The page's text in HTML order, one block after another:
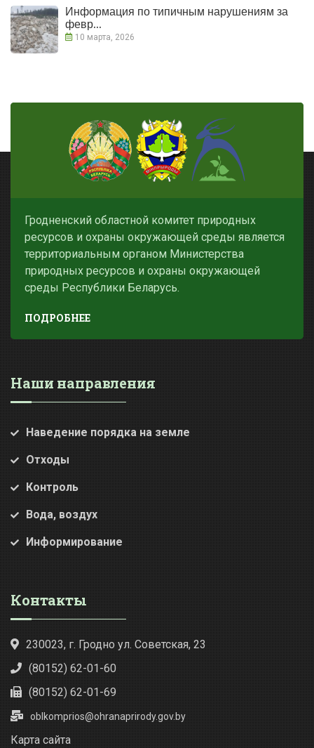
Информация по типичным нарушениям за
февр...
10 марта, 2026
Гродненский областной комитет природных
ресурсов и охраны окружающей среды является
территориальным органом Министерства
природных ресурсов и охраны окружающей
среды Республики Беларусь.
ПОДРОБНЕЕ
Наши направления
Наведение порядка на земле
Отходы
Контроль
Вода, воздух
Информирование
Контакты
230023, г. Гродно ул. Советская, 23
(80152) 62-01-60
(80152) 62-01-69
oblkomprios@ohranaprirody.gov.by
Карта сайта